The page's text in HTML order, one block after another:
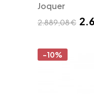
Joquer
2.889,08 €
-10%